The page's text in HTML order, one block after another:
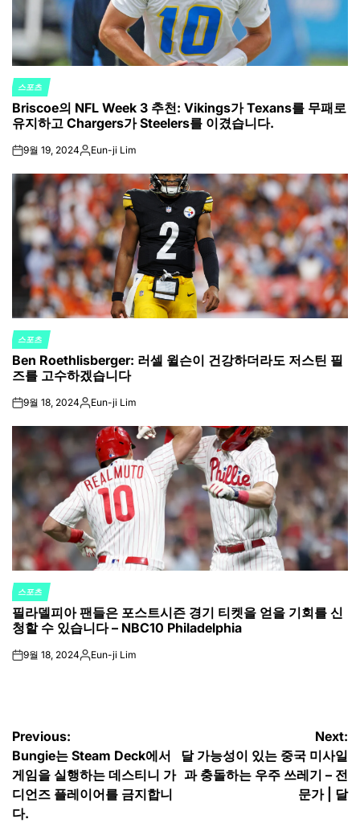
POSTED
IN
스포츠
Briscoe의 NFL Week 3 추천: Vikings가 Texans를 무패로
유지하고 Chargers가 Steelers를 이겼습니다.
on9월 19, 2024Posted
Eun-ji Lim
POSTED
IN
스포츠
Ben Roethlisberger: 러셀 윌슨이 건강하더라도 저스틴 필
즈를 고수하겠습니다
on9월 18, 2024Posted
Eun-ji Lim
POSTED
IN
스포츠
필라델피아 팬들은 포스트시즌 경기 티켓을 얻을 기회를 신
청할 수 있습니다 – NBC10 Philadelphia
on9월 18, 2024Posted
Eun-ji Lim
글
탐
색
Previous:
Bungie는 Steam Deck에서
게임을 실행하는 데스티니 가
디언즈 플레이어를 금지합니
다.
Next:
달 가능성이 있는 중국 미사일
과 충돌하는 우주 쓰레기 – 전
문가 | 달